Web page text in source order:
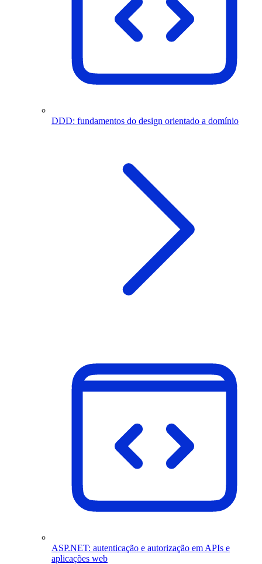
DDD: fundamentos do design orientado a domínio
ASP.NET: autenticação e autorização em APIs e
aplicações web